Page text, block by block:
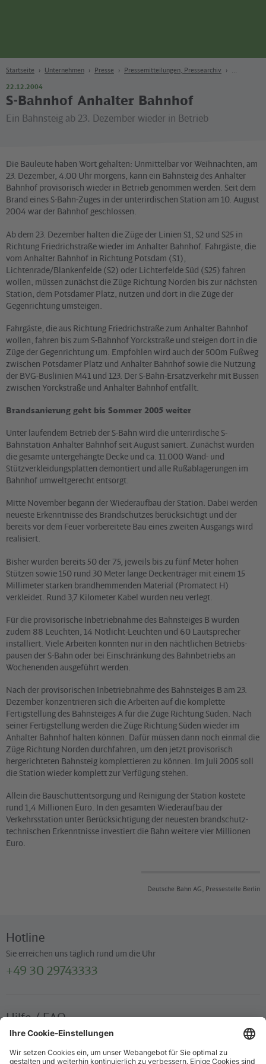
Startseite Unternehmen Presse Pressemitteilungen, Pressearchiv
22.12.2004
S-Bahnhof Anhalter Bahnhof
Ein Bahnsteig ab 23. Dezember wieder in Betrieb
Die Bauleute haben Wort gehalten: Unmittelbar vor Weihnachten, am
23. Dezember, 4.00 Uhr morgens, kann ein Bahnsteig des Anhalter
Bahnhof provisorisch wieder in Betrieb genommen werden. Seit dem
Brand eines S-Bahn-Zuges in der unterirdischen Station am 10. August
2004 war der Bahnhof geschlossen.
Ab dem 23. Dezember halten die Züge der Linien S1, S2 und S25 in
Richtung Friedrichstraße wieder im Anhalter Bahnhof. Fahrgäste, die
vom Anhalter Bahnhof in Richtung Potsdam (S1),
Lichtenrade/Blankenfelde (S2) oder Lichterfelde Süd (S25) fahren
wollen, müssen zunächst die Züge Richtung Norden bis zur nächsten
Station, dem Potsdamer Platz, nutzen und dort in die Züge der
Gegenrichtung umsteigen.
Fahrgäste, die aus Richtung Friedrichstraße zum Anhalter Bahnhof
wollen, fahren bis zum S-Bahnhof Yorckstraße und steigen dort in die
Züge der Gegenrichtung um. Empfohlen wird auch der 500m Fußweg
zwischen Potsdamer Platz und Anhalter Bahnhof sowie die Nutzung
der BVG-Buslinien M41 und 123. Der S-Bahn-Ersatzverkehr mit Bussen
zwischen Yorckstraße und Anhalter Bahnhof entfällt.
Brandsanierung geht bis Sommer 2005 weiter
Unter laufendem Betrieb der S-Bahn wird die unterirdische S-
Bahnstation Anhalter Bahnhof seit August saniert. Zunächst wurden
die gesamte untergehängte Decke und ca. 11.000 Wand- und
Stützverkleidungsplatten demontiert und alle Rußablagerungen im
Bahnhof umweltgerecht entsorgt.
Mitte November begann der Wiederaufbau der Station. Dabei werden
neueste Erkenntnisse des Brandschutzes berücksichtigt und der
bereits vor dem Feuer vorbereitete Bau eines zweiten Ausgangs wird
realisiert.
Bisher wurden bereits 50 der 75, jeweils bis zu fünf Meter hohen
Stützen sowie 150 rund 30 Meter lange Deckenträger mit einem 15
Millimeter starken brandhemmenden Material (Promatect H)
verkleidet. Rund 3,7 Kilometer Kabel wurden neu verlegt.
Für die provisorische Inbetriebnahme des Bahnsteiges B wurden
zudem 88 Leuchten, 14 Notlicht-Leuchten und 60 Lautsprecher
installiert. Viele Arbeiten konnten nur in den nächtlichen Betriebs-
pausen der S-Bahn oder bei Einschränkung des Bahnbetriebs an
Wochenenden ausgeführt werden.
Nach der provisorischen Inbetriebnahme des Bahnsteiges B am 23.
Dezember konzentrieren sich die Arbeiten auf die komplette
Fertigstellung des Bahnsteiges A für die Züge Richtung Süden. Nach
seiner Fertigstellung werden die Züge Richtung Süden wieder im
Anhalter Bahnhof halten können. Dafür müssen dann noch einmal die
Züge Richtung Norden durchfahren, um den jetzt provisorisch
hergerichteten Bahnsteig komplettieren zu können. Im Juli 2005 soll
die Station wieder komplett zur Verfügung stehen.
Allein die Bauschuttentsorgung und Reinigung der Station kostete
rund 1,4 Millionen Euro. In den gesamten Wiederaufbau der
Verkehrsstation unter Berücksichtigung der neuesten brandschutz-
technischen Erkenntnisse investiert die Bahn weitere vier Millionen
Euro.
Deutsche Bahn AG, Pressestelle Berlin
Hotline
Sie erreichen uns täglich rund um die Uhr
+49 30 29743333
Hilfe / FAQ
Die wichtigsten Antworten und Hilfestellungen für unterwegs